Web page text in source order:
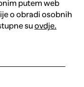
putem web
o obradi osobnih
suovdje.